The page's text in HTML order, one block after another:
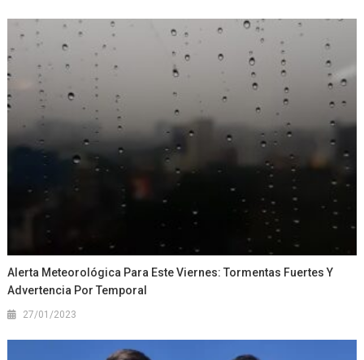
Alerta Meteorológica Para Este Viernes: Tormentas Fuertes Y
Advertencia Por Temporal
27/01/2023